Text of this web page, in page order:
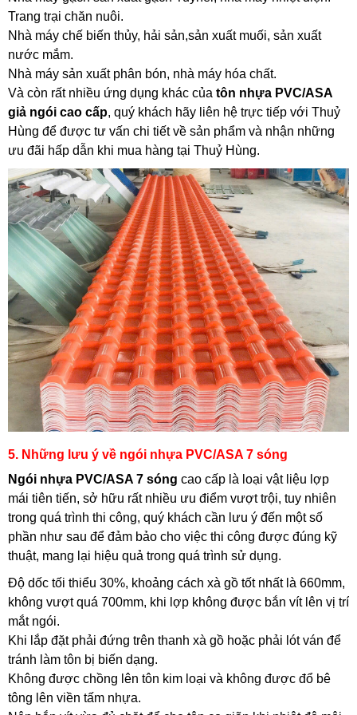
Trang trại chăn nuôi.
Nhà máy chế biến thủy, hải sản,sản xuất muối, sản xuất
nước mắm.
Nhà máy sản xuất phân bón, nhà máy hóa chất.
Và còn rất nhiều ứng dụng khác của tôn nhựa PVC/ASA
giả ngói cao cấp, quý khách hãy liên hệ trực tiếp với Thuỷ
Hùng để được tư vấn chi tiết về sản phẩm và nhận những
ưu đãi hấp dẫn khi mua hàng tại Thuỷ Hùng.
5. Những lưu ý về ngói nhựa PVC/ASA 7 sóng
Ngói nhựa PVC/ASA 7 sóng cao cấp là loại vật liệu lợp
mái tiên tiến, sở hữu rất nhiều ưu điểm vượt trội, tuy nhiên
trong quá trình thi công, quý khách cần lưu ý đến một số
phần như sau để đảm bảo cho việc thi công được đúng kỹ
thuật, mang lại hiệu quả trong quá trình sử dụng.
Độ dốc tối thiểu 30%, khoảng cách xà gồ tốt nhất là 660mm,
không vượt quá 700mm, khi lợp không được bắn vít lên vị trí
mắt ngói.
Khi lắp đặt phải đứng trên thanh xà gồ hoặc phải lót ván để
tránh làm tôn bị biến dạng.
Không được chồng lên tôn kim loại và không được đổ bê
tông lên viền tấm nhựa.